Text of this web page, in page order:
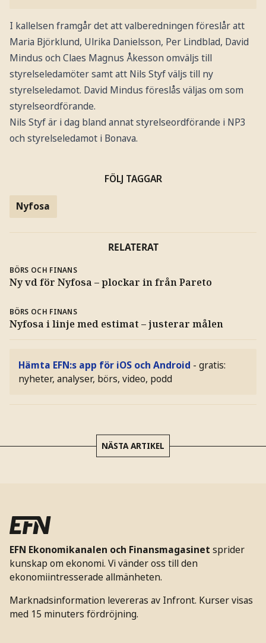
I kallelsen framgår det att valberedningen föreslår att
Maria Björklund, Ulrika Danielsson, Per Lindblad, David
Mindus och Claes Magnus Åkesson omväljs till
styrelseledamöter samt att Nils Styf väljs till ny
styrelseledamot. David Mindus föreslås väljas om som
styrelseordförande.
Nils Styf är i dag bland annat styrelseordförande i NP3
och styrelseledamot i Bonava.
FÖLJ TAGGAR
Nyfosa
RELATERAT
BÖRS OCH FINANS
Ny vd för Nyfosa – plockar in från Pareto
BÖRS OCH FINANS
Nyfosa i linje med estimat – justerar målen
Hämta EFN:s app för iOS och Android - gratis:
nyheter, analyser, börs, video, podd
NÄSTA ARTIKEL
EFN Ekonomikanalen och Finansmagasinet sprider
kunskap om ekonomi. Vi vänder oss till den
ekonomiintresserade allmänheten.
Marknadsinformation levereras av Infront. Kurser visas
med 15 minuters fördröjning.